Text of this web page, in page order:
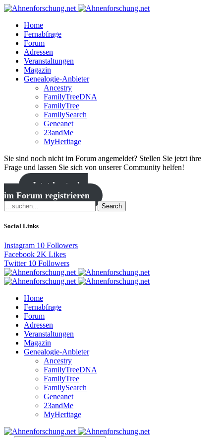
Home
Fernabfrage
Forum
Adressen
Veranstaltungen
Magazin
Genealogie-Anbieter
Ancestry
FamilyTreeDNA
FamilyTree
FamilySearch
Geneanet
23andMe
MyHeritage
Sie sind noch nicht im Forum angemeldet? Stellen Sie jetzt ihre
Frage und lassen Sie sich von unserer Community helfen!
Jetzt kostenlos
im Forum registrieren
Search
Social Links
Instagram 10 Followers
Facebook 2K Likes
Twitter 10 Followers
Home
Fernabfrage
Forum
Adressen
Veranstaltungen
Magazin
Genealogie-Anbieter
Ancestry
FamilyTreeDNA
FamilyTree
FamilySearch
Geneanet
23andMe
MyHeritage